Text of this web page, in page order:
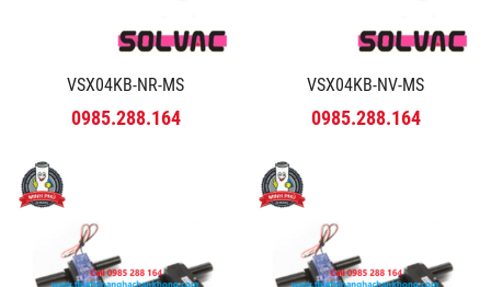
VSX04KB-NR-MS
0985.288.164
VSX04KB-NV-MS
0985.288.164